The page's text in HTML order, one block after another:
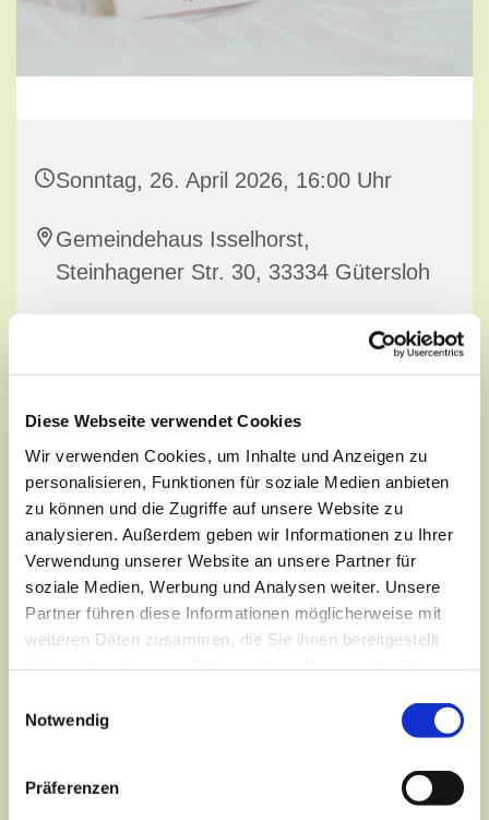
Diese Webseite verwendet Cookies
Wir verwenden Cookies, um Inhalte und Anzeigen zu
personalisieren, Funktionen für soziale Medien anbieten
zu können und die Zugriffe auf unsere Website zu
analysieren. Außerdem geben wir Informationen zu Ihrer
Verwendung unserer Website an unsere Partner für
soziale Medien, Werbung und Analysen weiter. Unsere
Partner führen diese Informationen möglicherweise mit
weiteren Daten zusammen, die Sie ihnen bereitgestellt
Notwendig
Präferenzen
Sonntag, 26. April 2026, 16:00 Uhr
Gemeindehaus Isselhorst,
Steinhagener Str. 30, 33334 Gütersloh